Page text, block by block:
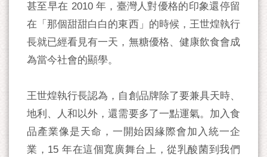
甚至早在 2010 年，臺灣人對優格的印象還停留
在「那個甜甜白白的東西」的時候，王世煌執行
長就已經看見有一天，無糖優格、健康飲食會成
為當今社會的顯學。
王世煌執行長認為，自創品牌除了要兼具天時、
地利、人和以外，還需要多了一點運氣。加入食
品產業像是天命，一開始因緣際會加入統一企
業，15 年在這個寬廣舞台上，從乳酸菌到我們